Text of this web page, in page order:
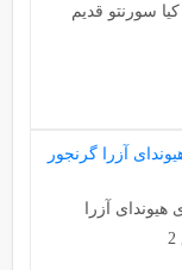
سورنتو قدیم
آزرا